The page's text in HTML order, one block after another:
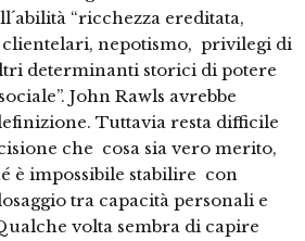
“ricchezza ereditata,
nepotismo, privilegi di
determinanti storici di potere
John Rawls avrebbe
Tuttavia resta difficile
che cosa sia vero merito,
è impossibile stabilire con
tra capacità personali e
volta sembra di capire